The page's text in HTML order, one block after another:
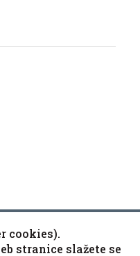
Školska 3, 34334
cookies).
stranice slažete se